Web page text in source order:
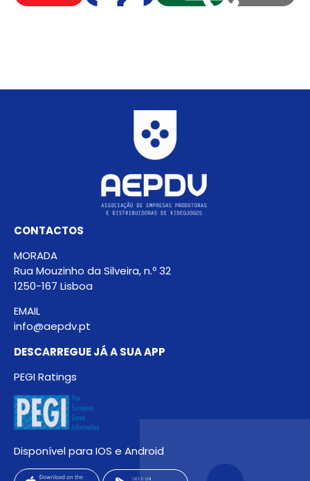
CONTACTOS
MORADA
Rua Mouzinho da Silveira, n.º 32
1250-167 Lisboa
EMAIL
info@aepdv.pt
DESCARREGUE JÁ A SUA APP
PEGI Ratings
Disponível para IOS e Android